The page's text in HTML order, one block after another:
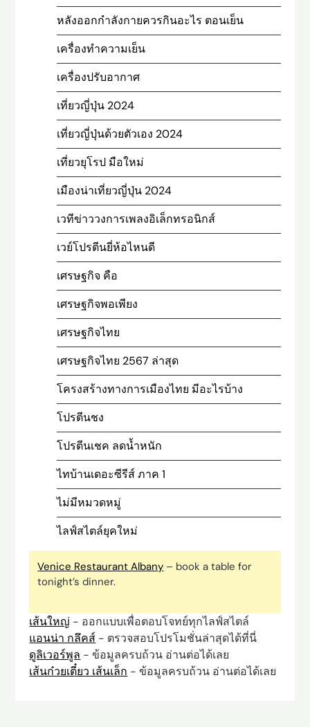
หลังออกกําลังกายควรกินอะไร ตอนเย็น
เครื่องทำความเย็น
เครื่องปรับอากาศ
เที่ยวญี่ปุ่น 2024
เที่ยวญี่ปุ่นด้วยตัวเอง 2024
เที่ยวยุโรป มือใหม่
เมืองน่าเที่ยวญี่ปุ่น 2024
เวทีข่าววงการเพลงอิเล็กทรอนิกส์
เวย์โปรตีนยี่ห้อไหนดี
เศรษฐกิจ คือ
เศรษฐกิจพอเพียง
เศรษฐกิจไทย
เศรษฐกิจไทย 2567 ล่าสุด
โครงสร้างทางการเมืองไทย มีอะไรบ้าง
โปรตีนชง
โปรตีนเชค ลดน้ำหนัก
ไทบ้านเดอะซีรีส์ ภาค 1
ไม่มีหมวดหมู่
ไลฟ์สไตล์ยุคใหม่
Venice Restaurant Albany – book a table for
tonight’s dinner.
เส้นใหญ่ - ออกแบบเพื่อตอบโจทย์ทุกไลฟ์สไตล์
แอนน่า กลึคส์ - ตรวจสอบโปรโมชั่นล่าสุดได้ที่นี่
ดูลิเวอร์พูล - ข้อมูลครบถ้วน อ่านต่อได้เลย
เส้นก๋วยเตี๋ยว เส้นเล็ก - ข้อมูลครบถ้วน อ่านต่อได้เลย